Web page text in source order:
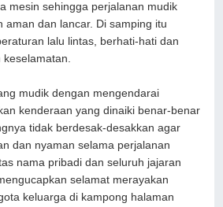
mesin sehingga perjalanan mudik
aman dan lancar. Di samping itu
lalu lintas, berhati-hati dan
keselamatan.
dengan mengendarai
kenderaan yang dinaiki benar-benar
tidak berdesak-desakkan agar
dan nyaman selama perjalanan
nama pribadi dan seluruh jajaran
selamat merayakan
keluarga di kampong halaman